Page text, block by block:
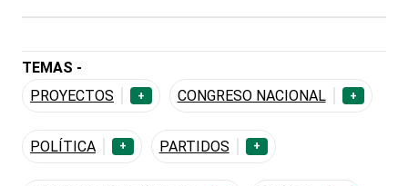
TEMAS -
PROYECTOS
+ CONGRESO NACIONAL +
POLÍTICA + PARTIDOS +